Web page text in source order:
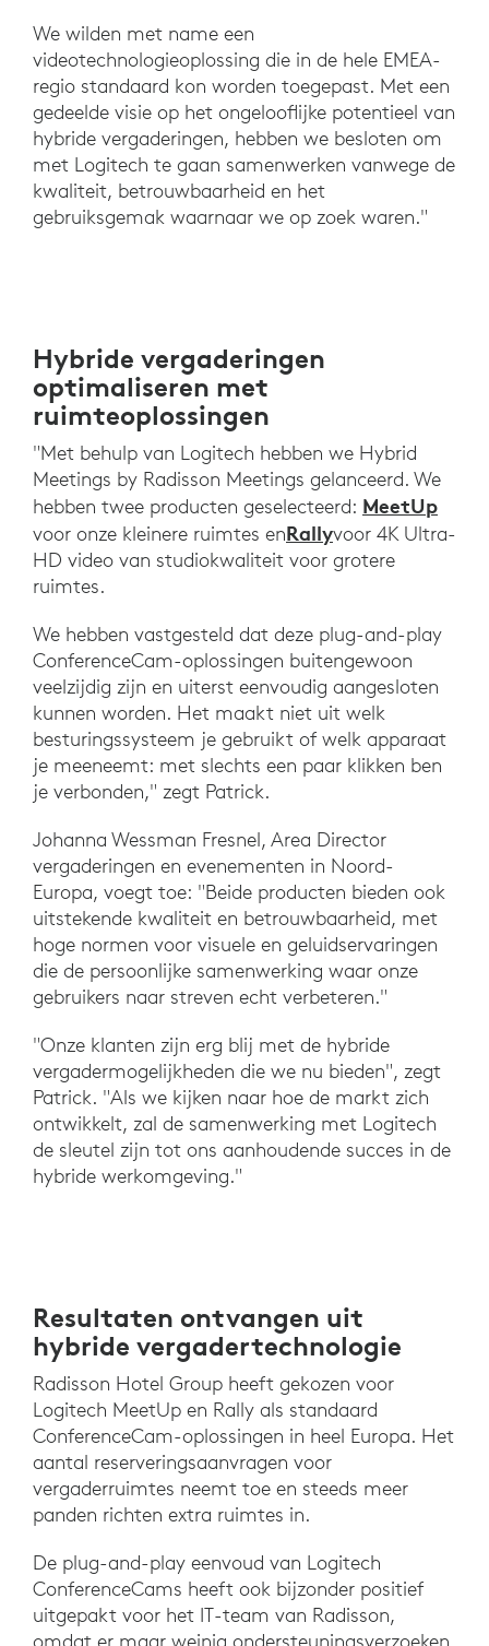
We wilden met name een
videotechnologieoplossing die in de hele EMEA-
regio standaard kon worden toegepast. Met een
gedeelde visie op het ongelooflijke potentieel van
hybride vergaderingen, hebben we besloten om
met Logitech te gaan samenwerken vanwege de
kwaliteit, betrouwbaarheid en het
gebruiksgemak waarnaar we op zoek waren."
Hybride vergaderingen
optimaliseren met
ruimteoplossingen
"Met behulp van Logitech hebben we Hybrid
Meetings by Radisson Meetings gelanceerd. We
hebben twee producten geselecteerd: MeetUp
voor onze kleinere ruimtes enRallyvoor 4K Ultra-
HD video van studiokwaliteit voor grotere
ruimtes.
We hebben vastgesteld dat deze plug-and-play
ConferenceCam-oplossingen buitengewoon
veelzijdig zijn en uiterst eenvoudig aangesloten
kunnen worden. Het maakt niet uit welk
besturingssysteem je gebruikt of welk apparaat
je meeneemt: met slechts een paar klikken ben
je verbonden," zegt Patrick.
Johanna Wessman Fresnel, Area Director
vergaderingen en evenementen in Noord-
Europa, voegt toe: "Beide producten bieden ook
uitstekende kwaliteit en betrouwbaarheid, met
hoge normen voor visuele en geluidservaringen
die de persoonlijke samenwerking waar onze
gebruikers naar streven echt verbeteren."
"Onze klanten zijn erg blij met de hybride
vergadermogelijkheden die we nu bieden", zegt
Patrick. "Als we kijken naar hoe de markt zich
ontwikkelt, zal de samenwerking met Logitech
de sleutel zijn tot ons aanhoudende succes in de
hybride werkomgeving."
Resultaten ontvangen uit
hybride vergadertechnologie
Radisson Hotel Group heeft gekozen voor
Logitech MeetUp en Rally als standaard
ConferenceCam-oplossingen in heel Europa. Het
aantal reserveringsaanvragen voor
vergaderruimtes neemt toe en steeds meer
panden richten extra ruimtes in.
De plug-and-play eenvoud van Logitech
ConferenceCams heeft ook bijzonder positief
uitgepakt voor het IT-team van Radisson,